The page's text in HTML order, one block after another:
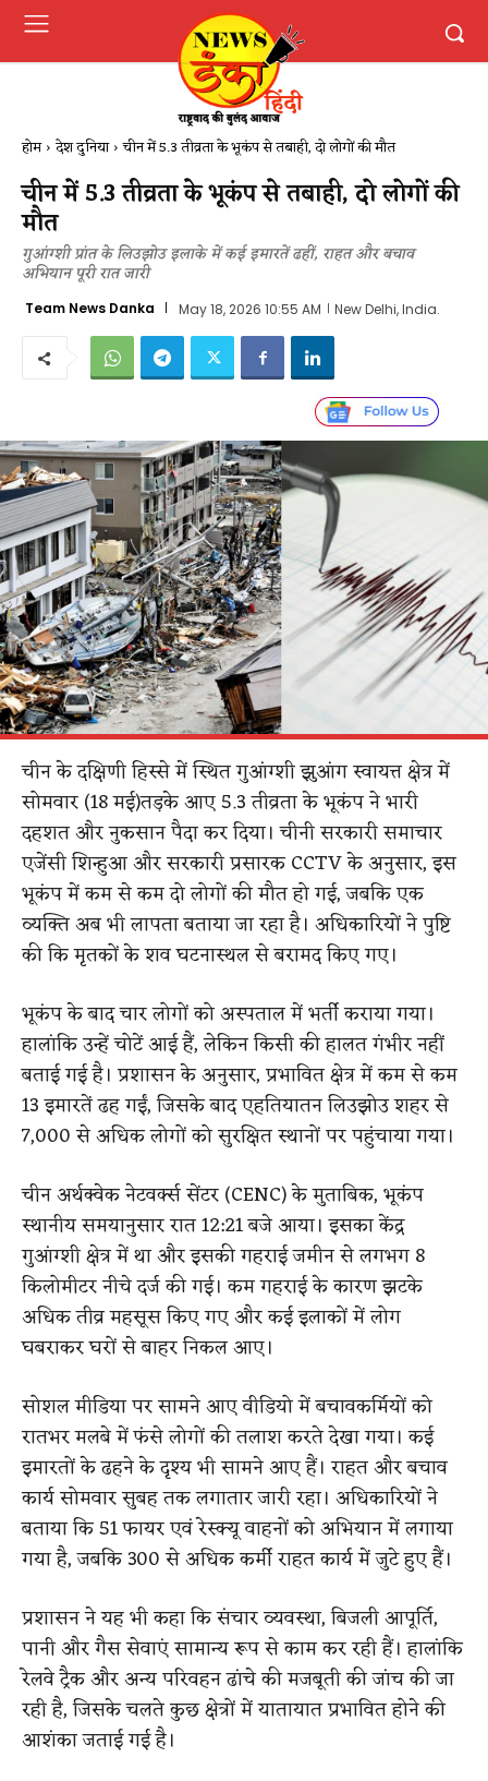
होम देश दुनिया चीन में 5.3 तीव्रता के भूकंप से तबाही, दो लोगों की मौत
चीन में 5.3 तीव्रता के भूकंप से तबाही, दो लोगों की
मौत
गुआंग्शी प्रांत के लिउझोउ इलाके में कई इमारतें ढहीं, राहत और बचाव
अभियान पूरी रात जारी
Team News Danka May 18, 2026 10:55 AM New Delhi, India.
चीन के दक्षिणी हिस्से में स्थित गुआंग्शी झुआंग स्वायत्त क्षेत्र में
सोमवार (18 मई)तड़के आए 5.3 तीव्रता के भूकंप ने भारी
दहशत और नुकसान पैदा कर दिया। चीनी सरकारी समाचार
एजेंसी शिन्हुआ और सरकारी प्रसारक CCTV के अनुसार, इस
भूकंप में कम से कम दो लोगों की मौत हो गई, जबकि एक
व्यक्ति अब भी लापता बताया जा रहा है। अधिकारियों ने पुष्टि
की कि मृतकों के शव घटनास्थल से बरामद किए गए।
भूकंप के बाद चार लोगों को अस्पताल में भर्ती कराया गया।
हालांकि उन्हें चोटें आई हैं, लेकिन किसी की हालत गंभीर नहीं
बताई गई है। प्रशासन के अनुसार, प्रभावित क्षेत्र में कम से कम
13 इमारतें ढह गईं, जिसके बाद एहतियातन लिउझोउ शहर से
7,000 से अधिक लोगों को सुरक्षित स्थानों पर पहुंचाया गया।
चीन अर्थक्वेक नेटवर्क्स सेंटर (CENC) के मुताबिक, भूकंप
स्थानीय समयानुसार रात 12:21 बजे आया। इसका केंद्र
गुआंग्शी क्षेत्र में था और इसकी गहराई जमीन से लगभग 8
किलोमीटर नीचे दर्ज की गई। कम गहराई के कारण झटके
अधिक तीव्र महसूस किए गए और कई इलाकों में लोग
घबराकर घरों से बाहर निकल आए।
सोशल मीडिया पर सामने आए वीडियो में बचावकर्मियों को
रातभर मलबे में फंसे लोगों की तलाश करते देखा गया। कई
इमारतों के ढहने के दृश्य भी सामने आए हैं। राहत और बचाव
कार्य सोमवार सुबह तक लगातार जारी रहा। अधिकारियों ने
बताया कि 51 फायर एवं रेस्क्यू वाहनों को अभियान में लगाया
गया है, जबकि 300 से अधिक कर्मी राहत कार्य में जुटे हुए हैं।
प्रशासन ने यह भी कहा कि संचार व्यवस्था, बिजली आपूर्ति,
पानी और गैस सेवाएं सामान्य रूप से काम कर रही हैं। हालांकि
रेलवे ट्रैक और अन्य परिवहन ढांचे की मजबूती की जांच की जा
रही है, जिसके चलते कुछ क्षेत्रों में यातायात प्रभावित होने की
आशंका जताई गई है।